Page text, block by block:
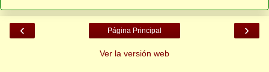
‹ ›
Página Principal
Ver la versión web